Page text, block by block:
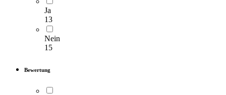
Ja
13
Nein
15
Bewertung